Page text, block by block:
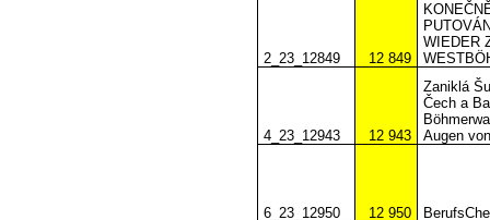
2_23_12849 12 849
WIEDER
4_23_12943 12 943
Zaniklá
Čech a
Augen
6_23_12950 12 950